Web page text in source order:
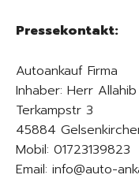
Pressekontakt:
Autoankauf Firma
Inhaber: Herr Allahib
Terkampstr 3
45884
Mobil: 01723139823
Email: info@auto-